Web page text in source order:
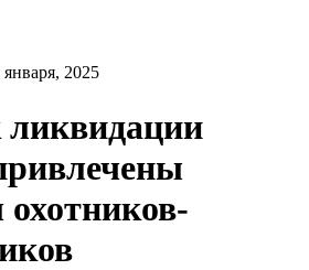
января, 2025
ликвидации